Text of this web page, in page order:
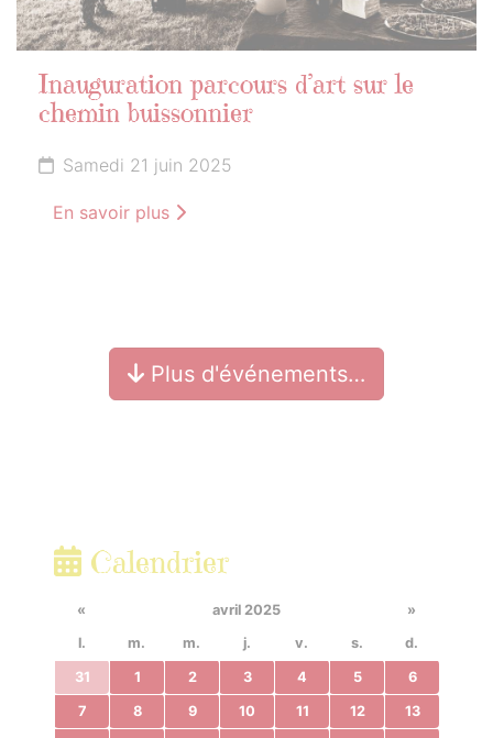
Inauguration parcours d’art sur le
chemin buissonnier
Samedi 21 juin 2025
En savoir plus
Plus d'événements…
Calendrier
« avril 2025
»
l.
m. m. j. v. s. d.
31 1 2 3 4 5 6
7 8 9 10 11 12 13